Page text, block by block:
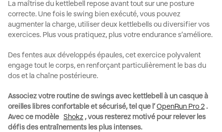
La maîtrise du kettlebell
repose avant tout sur une posture
correcte. Une fois le swing bien exécuté, vous pouvez
augmenter la charge, utiliser deux kettlebells ou diversifier vos
exercices. Plus vous pratiquez, plus votre endurance s’améliore.
Des fentes aux développés épaules, cet exercice polyvalent
engage tout le corps, en renforçant particulièrement le bas du
dos et la chaîne postérieure.
Associez votre routine de swings avec kettlebell
à un casque à
oreilles libres confortable et sécurisé, tel que l’ OpenRun Pro 2 .
Avec ce modèle
Shokz , vous resterez motivé pour relever les
défis des entraînements les plus intenses.